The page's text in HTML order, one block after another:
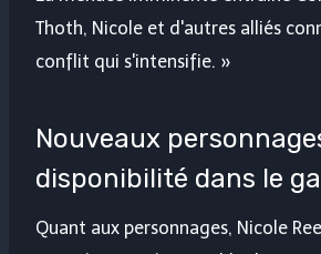
Thoth, Nicole et d'autres alliés
conflit qui s'intensifie. »
Nouveaux
disponibilité dans le
Quant aux personnages, Nicole